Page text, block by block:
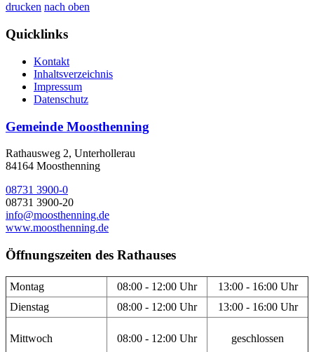
drucken nach oben
Quicklinks
Kontakt
Inhaltsverzeichnis
Impressum
Datenschutz
Gemeinde Moosthenning
Rathausweg 2, Unterhollerau
84164 Moosthenning
08731 3900-0
08731 3900-20
info@moosthenning.de
www.moosthenning.de
Öffnungszeiten des Rathauses
Montag 08:00 - 12:00 Uhr
13:00 - 16:00 Uhr
Dienstag
08:00 - 12:00 Uhr 13:00 - 16:00 Uhr
Mittwoch 08:00 - 12:00 Uhr geschlossen